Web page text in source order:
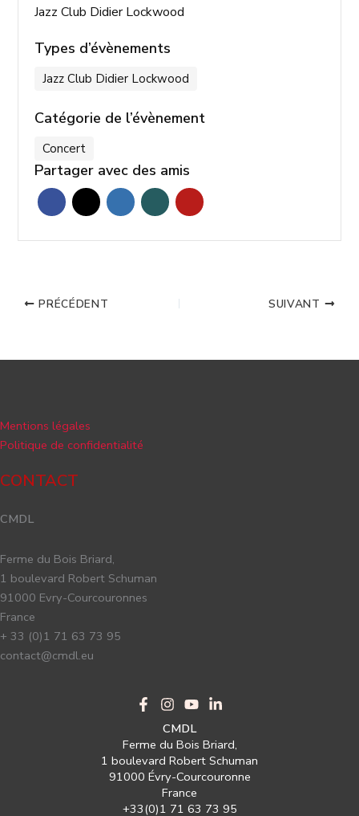
Jazz Club Didier Lockwood
Types d’évènements
Jazz Club Didier Lockwood
Catégorie de l’évènement
Concert
Partager avec des amis
PRÉCÉDENT SUIVANT
Mentions légales
Politique de confidentialité
CONTACT
CMDL
Ferme du Bois Briard,
1 boulevard Robert Schuman
91000 Evry-Courcouronnes
France
+ 33 (0)1 71 63 73 95
contact@cmdl.eu
CMDL
Ferme du Bois Briard,
1 boulevard Robert Schuman
91000 Évry-Courcouronne
France
+33(0)1 71 63 73 95